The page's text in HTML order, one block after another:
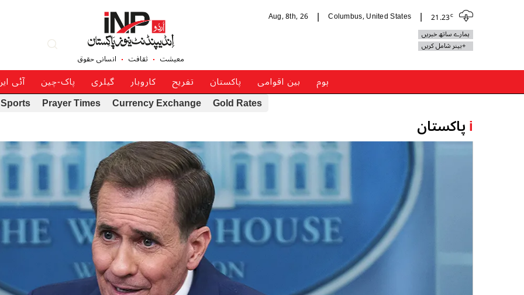
21.23c
Columbus, United States
Aug, 8th, 26
ہمارے ساتھ خبریں
+بینر شامل کریں
معیشت ثقافت انسانی حقوق
ہوم بین اقوامی پاکستان تفریح کاروبار گیلری پاک-چین آئی
Gold Rates
Currency Exchange
Prayer Times
Sports
iپاکستان